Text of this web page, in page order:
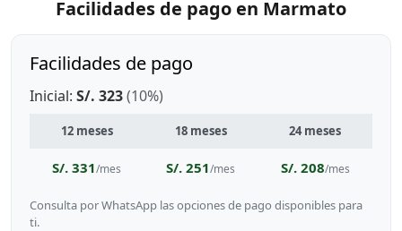
Facilidades de pago en Marmato
Facilidades de pago
Inicial: S/. 323(10%)
12 meses 18 meses 24 meses
S/. 331/mes S/. 251/mes S/. 208/mes
Consulta por WhatsApp las opciones de pago disponibles para
ti.